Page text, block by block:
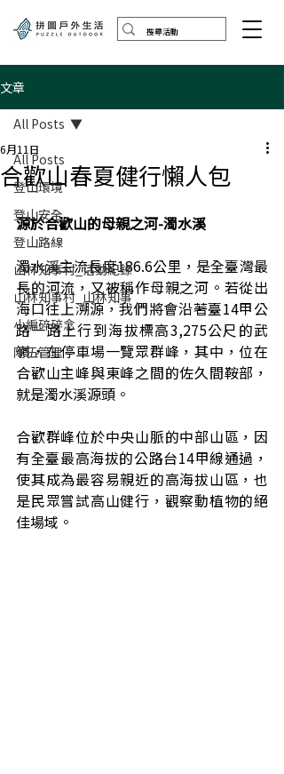
文章
All Posts
登山環境
登山安全
登山路線
山林知事村_活動紀錄
山林知事村_山林知事
小編碎碎念
隊伍管理
All Posts
合歡山春夏健行懶人包
6月11日
源於合歡山的母親之河-濁水溪
濁水溪主流長度186.6公里，是全臺灣最
長的河流，又被稱作母親之河。若從出
海口往上溯源，我們將會沿著臺14甲公
路一路上行到海拔標高3,275公尺的武
嶺，在停車場一覽眾群峰，其中，位在
合歡山主峰與東峰之間的佐久間鞍部，
就是濁水溪源頭。
合歡群峰位於中央山脈的中部山區，因
有全臺最高海拔的公路台14甲線通過，
使其成為最容易親近的高海拔山區，也
是民眾嘗試高山健行，觀察動植物的絕
佳場域。